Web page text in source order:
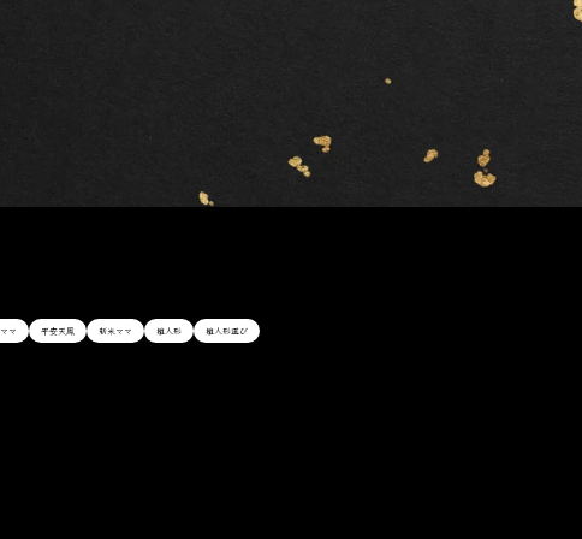
マ 平安天鳳 新米ママ 雛人形 雛人形選び